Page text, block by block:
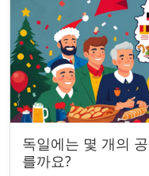
독일에는 몇 개의
를까요?